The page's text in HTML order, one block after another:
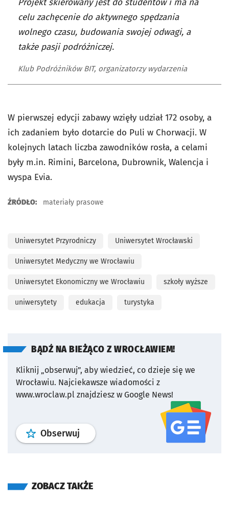
Projekt skierowany jest do studentów i ma na
celu zachęcenie do aktywnego spędzania
wolnego czasu, budowania swojej odwagi, a
także pasji podróżniczej.
Klub Podróżników BIT, organizatorzy wydarzenia
W pierwszej edycji zabawy wzięły udział 172 osoby, a
ich zadaniem było dotarcie do Puli w Chorwacji. W
kolejnych latach liczba zawodników rosła, a celami
były m.in. Rimini, Barcelona, Dubrownik, Walencja i
wyspa Evia.
ŹRÓDŁO: materiały prasowe
Uniwersytet Przyrodniczy Uniwersytet Wrocławski
Uniwersytet Medyczny we Wrocławiu
Uniwersytet Ekonomiczny we Wrocławiu szkoły wyższe
uniwersytety edukacja turystyka
BĄDŹ NA BIEŻĄCO Z WROCŁAWIEM!
Kliknij „obserwuj”, aby wiedzieć, co dzieje się we
Wrocławiu. Najciekawsze wiadomości z
www.wroclaw.pl znajdziesz w Google News!
Obserwuj profil serwisu
ZOBACZ TAKŻE